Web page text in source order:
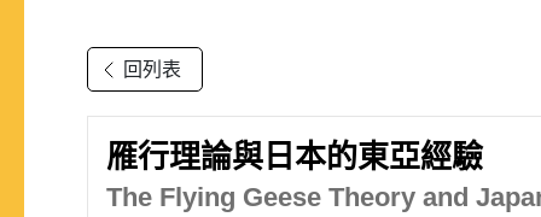
回列表
雁行理論與日本的東亞經驗
The Flying Geese Theory and